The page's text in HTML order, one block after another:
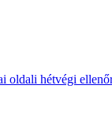
oldali hétvégi